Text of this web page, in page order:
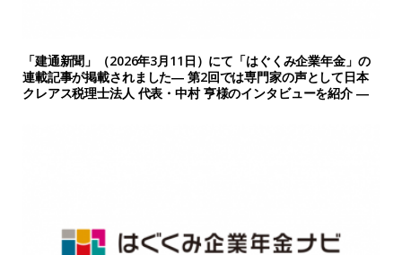
「建通新聞」（2026年3月11日）にて「はぐくみ企業年金」の
連載記事が掲載されました― 第2回では専門家の声として日本
クレアス税理士法人 代表・中村 亨様のインタビューを紹介 ―